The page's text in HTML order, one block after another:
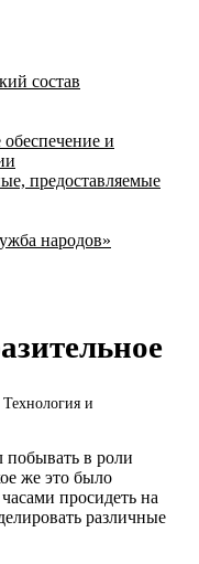
состав
и
предоставляемые
народов»
Технология и
побывать в роли
же это было
просидеть на
различные